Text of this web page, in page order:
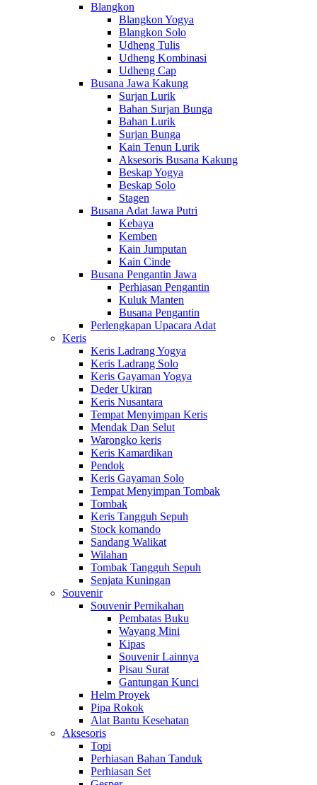
Blangkon
Blangkon Yogya
Blangkon Solo
Udheng Tulis
Udheng Kombinasi
Udheng Cap
Busana Jawa Kakung
Surjan Lurik
Bahan Surjan Bunga
Bahan Lurik
Surjan Bunga
Kain Tenun Lurik
Aksesoris Busana Kakung
Beskap Yogya
Beskap Solo
Stagen
Busana Adat Jawa Putri
Kebaya
Kemben
Kain Jumputan
Kain Cinde
Busana Pengantin Jawa
Perhiasan Pengantin
Kuluk Manten
Busana Pengantin
Perlengkapan Upacara Adat
Keris
Keris Ladrang Yogya
Keris Ladrang Solo
Keris Gayaman Yogya
Deder Ukiran
Keris Nusantara
Tempat Menyimpan Keris
Mendak Dan Selut
Warongko keris
Keris Kamardikan
Pendok
Keris Gayaman Solo
Tempat Menyimpan Tombak
Tombak
Keris Tangguh Sepuh
Stock komando
Sandang Walikat
Wilahan
Tombak Tangguh Sepuh
Senjata Kuningan
Souvenir
Souvenir Pernikahan
Pembatas Buku
Wayang Mini
Kipas
Souvenir Lainnya
Pisau Surat
Gantungan Kunci
Helm Proyek
Pipa Rokok
Alat Bantu Kesehatan
Aksesoris
Topi
Perhiasan Bahan Tanduk
Perhiasan Set